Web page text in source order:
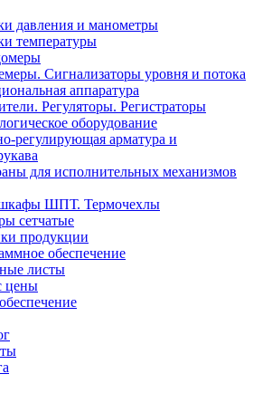
давления и манометры
температуры
Сигнализаторы уровня и потока
аппаратура
Регуляторы. Регистраторы
оборудование
регулирующая арматура и
для исполнительных механизмов
ШПТ. Термочехлы
сетчатые
продукции
обеспечение
листы
цены